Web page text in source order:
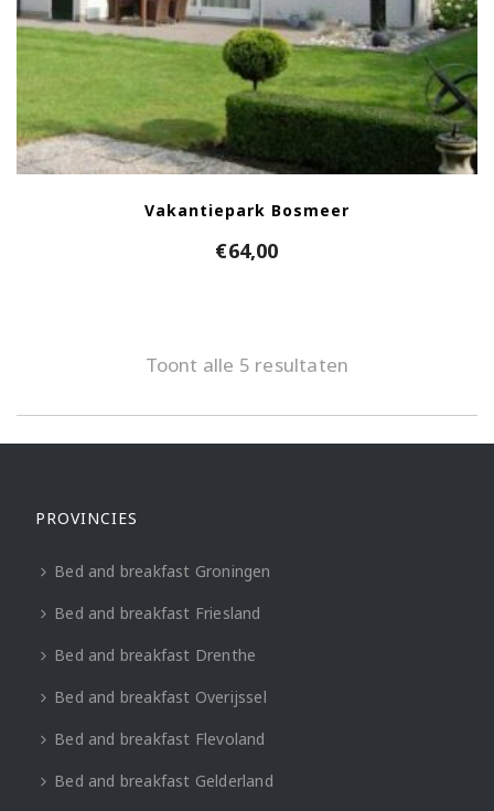
Vakantiepark Bosmeer
€64,00
Toont alle 5 resultaten
PROVINCIES
Bed and breakfast Groningen
Bed and breakfast Friesland
Bed and breakfast Drenthe
Bed and breakfast Overijssel
Bed and breakfast Flevoland
Bed and breakfast Gelderland